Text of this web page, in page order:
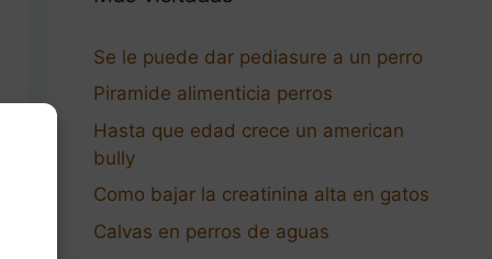
Se le puede dar pediasure a un perro
Piramide alimenticia perros
Hasta que edad crece un american
bully
Como bajar la creatinina alta en gatos
Calvas en perros de aguas